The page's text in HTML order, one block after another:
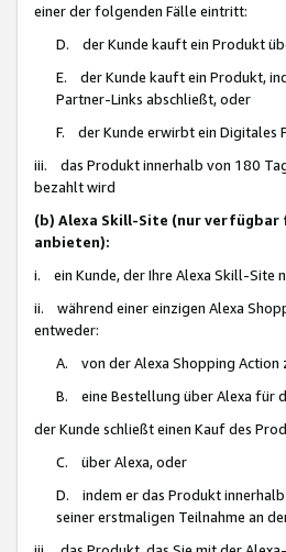
einer der folgenden Fälle eintritt:
D. der Kunde kauft ein Produkt
E. der Kunde kauft ein Produkt,
Partner-Links abschließt, oder
F. der Kunde erwirbt ein Digitales
iii. das Produkt innerhalb von 180
bezahlt wird
(b) Alexa Skill-Site (nur verfügbar
anbieten):
i. ein Kunde, der Ihre Alexa Skill-Site
ii. während einer einzigen Alexa
entweder:
A. von der Alexa Shopping Action
B. eine Bestellung über Alexa für
der Kunde schließt einen Kauf des
C. über Alexa, oder
D. indem er das Produkt innerhalb
seiner erstmaligen Teilnahme an